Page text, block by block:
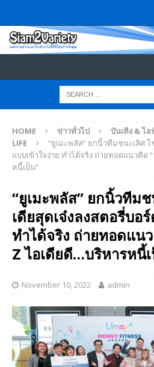
HOME ข่าวทั่วไป บันเทิง & ไ
LIFE
“ยูเมะพลัส” ยกนิ้วทีมชนะเลิศ
แบบเข้าใจง่าย ทำได้จริง ถ่ายทอดแนวคิด
หนี้เป็น”
“ยูเมะพลัส” ยกนิ้วทีม
เดียสุดเจ๋งลงสตอรี่บอ
ทำได้จริง ถ่ายทอดแน
Z ไอเดียดี…บริหารหนี้
November 10, 2022 admin